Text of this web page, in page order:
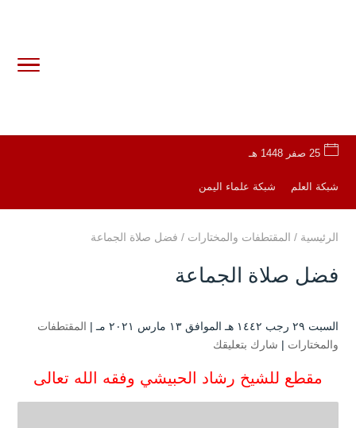
25 صفر 1448 هـ
شبكة العلم شبكة علماء اليمن
الرئيسية / المقتطفات والمختارات / فضل صلاة الجماعة
فضل صلاة الجماعة
السبت ۲۹ رجب ۱٤٤۲ هـ الموافق ۱۳ مارس ۲۰۲۱ مـ |
المقتطفات
والمختارات | شارك بتعليقك
مقطع للشيخ رشاد الحبيشي وفقه الله تعالى